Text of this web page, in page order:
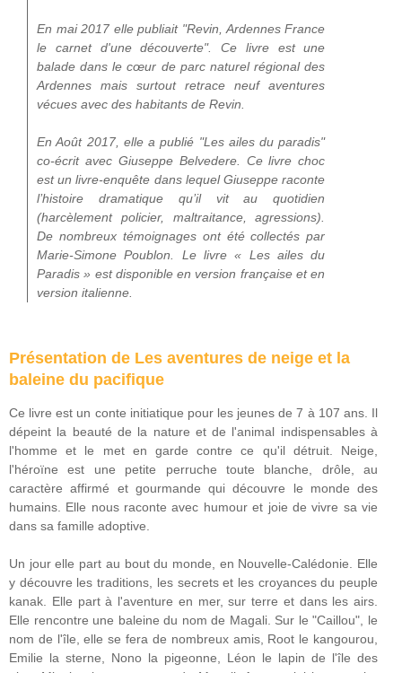
En mai 2017 elle publiait "Revin, Ardennes France
le carnet d'une découverte". Ce livre est une
balade dans le cœur de parc naturel régional des
Ardennes mais surtout retrace neuf aventures
vécues avec des habitants de Revin.
En Août 2017, elle a publié "Les ailes du paradis"
co-écrit avec Giuseppe Belvedere. Ce livre choc
est un livre-enquête dans lequel Giuseppe raconte
l’histoire dramatique qu’il vit au quotidien
(harcèlement policier, maltraitance, agressions).
De nombreux témoignages ont été collectés par
Marie-Simone Poublon. Le livre « Les ailes du
Paradis » est disponible en version française et en
version italienne.
Présentation de Les aventures de neige et la
baleine du pacifique
Ce livre est un conte initiatique pour les jeunes de 7 à 107 ans. Il
dépeint la beauté de la nature et de l'animal indispensables à
l'homme et le met en garde contre ce qu'il détruit. Neige,
l'héroïne est une petite perruche toute blanche, drôle, au
caractère affirmé et gourmande qui découvre le monde des
humains. Elle nous raconte avec humour et joie de vivre sa vie
dans sa famille adoptive.
Un jour elle part au bout du monde, en Nouvelle-Calédonie. Elle
y découvre les traditions, les secrets et les croyances du peuple
kanak. Elle part à l'aventure en mer, sur terre et dans les airs.
Elle rencontre une baleine du nom de Magali. Sur le "Caillou", le
nom de l'île, elle se fera de nombreux amis, Root le kangourou,
Emilie la sterne, Nono la pigeonne, Léon le lapin de l'île des